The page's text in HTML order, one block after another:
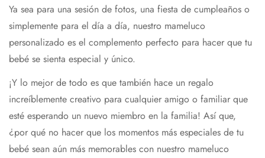
Ya sea para una sesión de fotos, una fiesta de cumpleaños o
simplemente para el día a día, nuestro mameluco
personalizado es el complemento perfecto para hacer que tu
bebé se sienta especial y único.
¡Y lo mejor de todo es que también hace un regalo
increíblemente creativo para cualquier amigo o familiar que
esté esperando un nuevo miembro en la familia! Así que,
¿por qué no hacer que los momentos más especiales de tu
bebé sean aún más memorables con nuestro mameluco